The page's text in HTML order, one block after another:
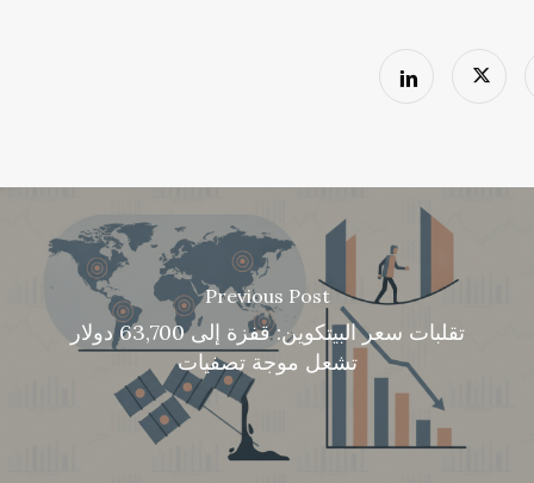
Previous Post
تقلبات سعر البيتكوين: قفزة إلى 63,700 دولار
تشعل موجة تصفيات